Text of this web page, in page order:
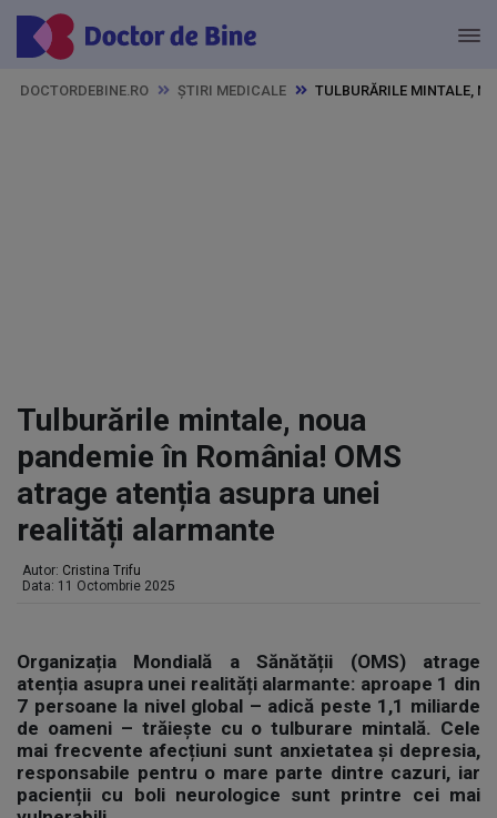
DOCTORDEBINE.RO ȘTIRI MEDICALE TULBURĂRILE MINTALE,
Tulburările mintale, noua
pandemie în România! OMS
atrage atenția asupra unei
realități alarmante
Autor: Cristina Trifu
Data: 11 Octombrie 2025
Organizația Mondială a Sănătății (OMS) atrage
atenția asupra unei realități alarmante: aproape 1 din
7 persoane la nivel global – adică peste 1,1 miliarde
de oameni – trăiește cu o tulburare mintală. Cele
mai frecvente afecțiuni sunt anxietatea și depresia,
responsabile pentru o mare parte dintre cazuri, iar
pacienții cu boli neurologice sunt printre cei mai